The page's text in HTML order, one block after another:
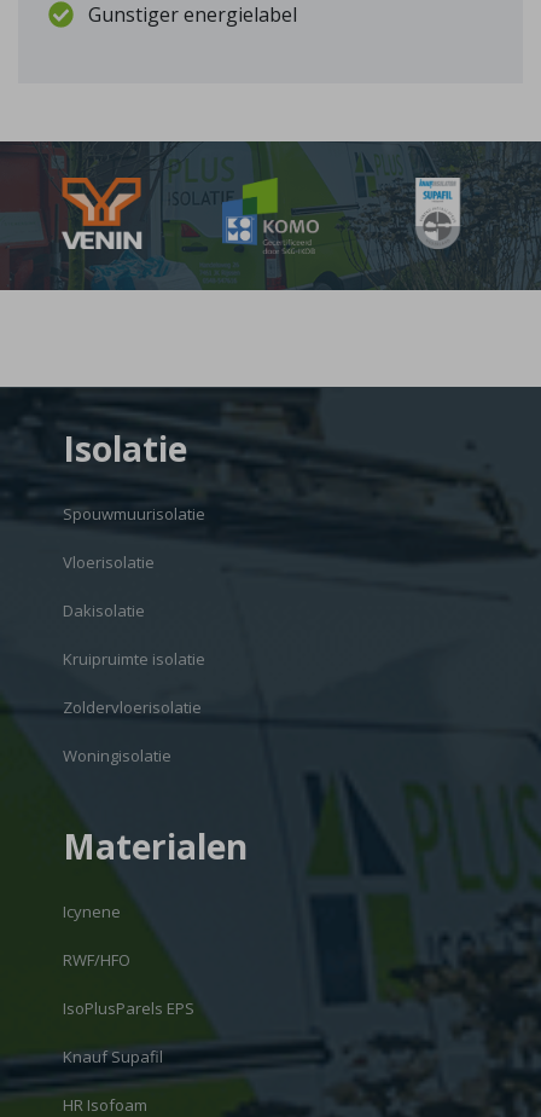
Gunstiger energielabel
Isolatie
Spouwmuurisolatie
Vloerisolatie
Dakisolatie
Kruipruimte isolatie
Zoldervloerisolatie
Woningisolatie
Materialen
Icynene
RWF/HFO
IsoPlusParels EPS
Knauf Supafil
HR Isofoam